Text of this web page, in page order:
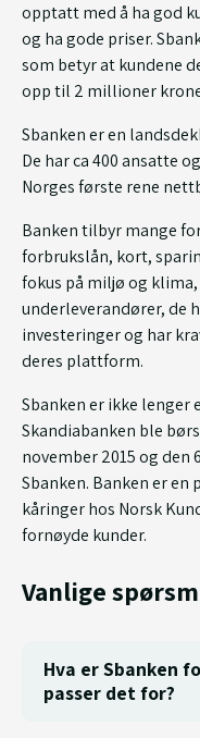
opptatt med å ha god
og ha gode priser.
som betyr at kundene
opp til 2 millioner
Sbanken er en
De har ca 400 ansatte
Norges første rene
Banken tilbyr mange
forbrukslån, kort,
fokus på miljø og
underleverandører, de
investeringer og har
deres plattform.
Sbanken er ikke lenger
Skandiabanken ble
november 2015 og den
Sbanken. Banken er
kåringer hos Norsk
fornøyde kunder.
Vanlige
Hva er Sbanken
passer det for?